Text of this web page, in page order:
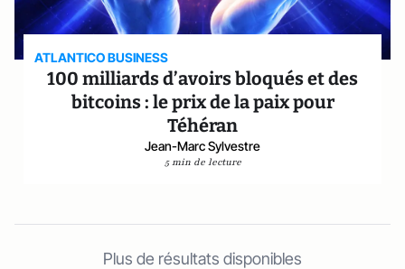
ATLANTICO BUSINESS
100 milliards d’avoirs bloqués et des
bitcoins : le prix de la paix pour
Téhéran
Jean-Marc Sylvestre
5 min de lecture
Plus de résultats disponibles